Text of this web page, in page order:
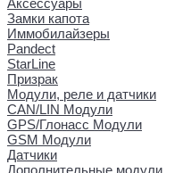
Аксессуары
Замки капота
Иммобилайзеры
Pandect
StarLine
Призрак
Модули, реле и датчики
CAN/LIN Модули
GPS/Глонасс Модули
GSM Модули
Датчики
Дополнительные модули